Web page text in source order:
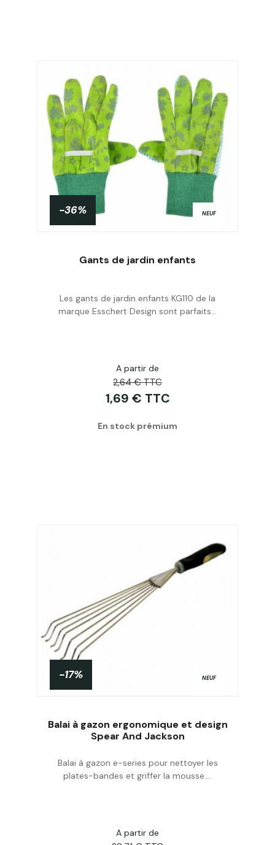
Acheter
-36% NEUF
Gants de jardin enfants
Les gants de jardin enfants KG110 de la
marque Esschert Design sont parfaits...
A partir de
2,64 € TTC
1,69 € TTC
En stock prémium
Acheter
-17% NEUF
Balai à gazon ergonomique et design
Spear And Jackson
Balai à gazon e-series pour nettoyer les
plates-bandes et griffer la mousse....
A partir de